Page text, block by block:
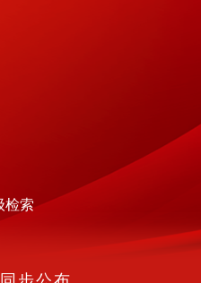
检索